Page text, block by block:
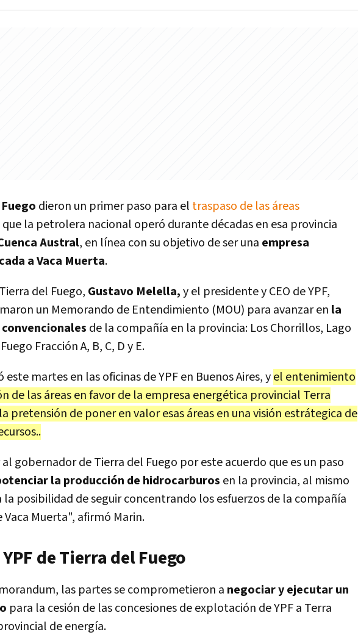
dieron un primer paso para el traspaso de las áreas
que la petrolera nacional operó durante décadas en esa provincia
Austral, en línea con su objetivo de ser una empresa
a Vaca Muerta.
del Fuego, Gustavo Melella,y el presidente y CEO de YPF,
un Memorando de Entendimiento (MOU) para avanzar en la
de la compañía en la provincia: Los Chorrillos, Lago
Fracción A, B, C, D y E.
este martes en las oficinas de YPF en Buenos Aires, yel entenimiento
de las áreas en favor de la empresa energética provincial Terra
pretensión de poner en valor esas áreas en una visión estrátegica de
gobernador de Tierra del Fuego por este acuerdo que es un paso
la producción de hidrocarburos en la provincia, al mismo
posibilidad de seguir concentrando los esfuerzos de la compañía
Muerta", afirmó Marin.
de Tierra del Fuego
las partes se comprometieron a negociar y ejecutar un
para la cesión de las concesiones de explotación de YPF a Terra
de energía.